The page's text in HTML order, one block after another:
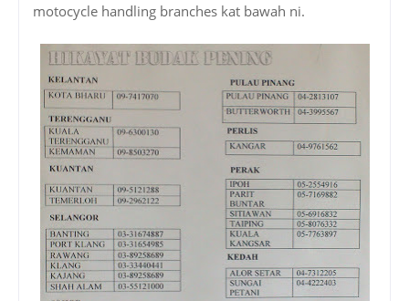
motocycle handling branches kat bawah ni.